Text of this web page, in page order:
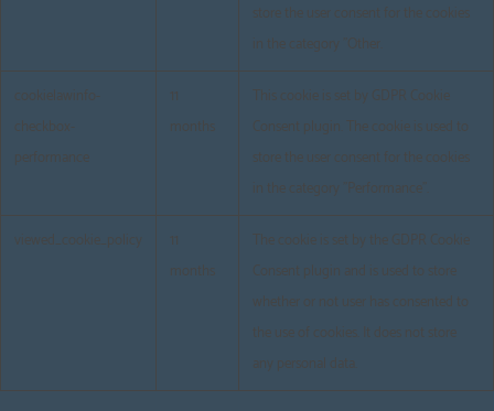
store the user consent for the cookies
in the category "Other.
cookielawinfo-
checkbox-
performance
11
months
This cookie is set by GDPR Cookie
Consent plugin. The cookie is used to
store the user consent for the cookies
in the category "Performance".
viewed_cookie_policy
11
months
The cookie is set by the GDPR Cookie
Consent plugin and is used to store
whether or not user has consented to
the use of cookies. It does not store
any personal data.